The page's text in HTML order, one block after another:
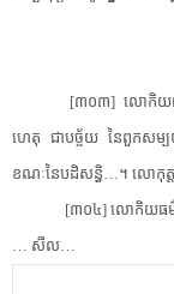
[៣០៣] លោកិយ​ធ
ហេតុ ជា​បច្ច័យ នៃ​ពួក​សម្បយុ
ខណៈ​នៃ​បដិសន្ធិ​…។ លោកុត្ត
[៣០៤] លោកិយ​ធម៌
… សីល​…